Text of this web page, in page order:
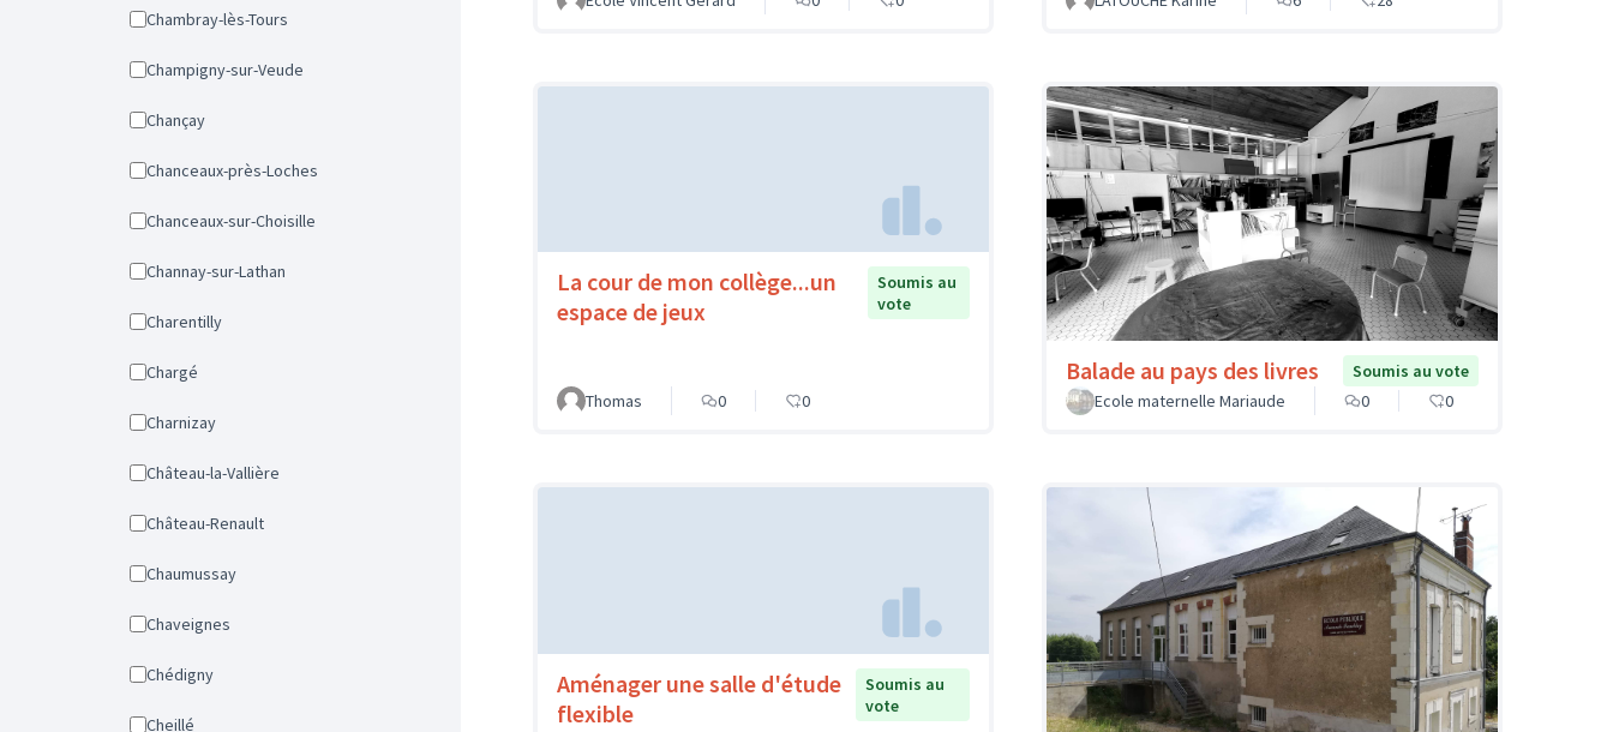
Chambray-lès-Tours
Champigny-sur-Veude
Chançay
Chanceaux-près-Loches
Chanceaux-sur-Choisille
Channay-sur-Lathan
Charentilly
Chargé
Charnizay
Château-la-Vallière
Château-Renault
Chaumussay
Chaveignes
Chédigny
Cheillé
La cour de mon collège...un
espace de jeux
Soumis au
vote
Thomas 0 0
Balade au pays des livres
Soumis au vote
Ecole maternelle Mariaude
0 0
Aménager une salle d'étude
flexible
Soumis au
vote